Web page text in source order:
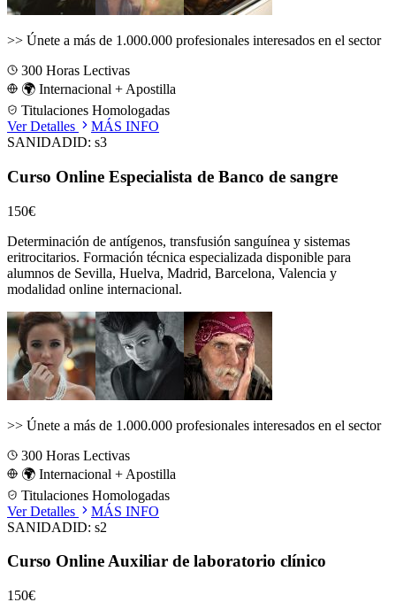
>> Únete a más de 1.000.000 profesionales interesados en el sector
300 Horas Lectivas
🌍 Internacional + Apostilla
Titulaciones Homologadas
Ver Detalles
MÁS INFO
SANIDADID: s3
Curso Online Especialista de Banco de sangre
150€
Determinación de antígenos, transfusión sanguínea y sistemas
eritrocitarios. Formación técnica especializada disponible para
alumnos de Sevilla, Huelva, Madrid, Barcelona, Valencia y
modalidad online internacional.
>> Únete a más de 1.000.000 profesionales interesados en el sector
300 Horas Lectivas
🌍 Internacional + Apostilla
Titulaciones Homologadas
Ver Detalles
MÁS INFO
SANIDADID: s2
Curso Online Auxiliar de laboratorio clínico
150€